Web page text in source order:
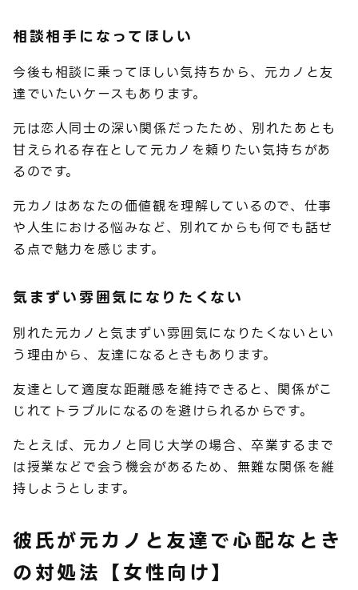
相談相手になってほしい
今後も相談に乗ってほしい気持ちから、元カノと友
達でいたいケースもあります。
元は恋人同士の深い関係だったため、別れたあとも
甘えられる存在として元カノを頼りたい気持ちがあ
るのです。
元カノはあなたの価値観を理解しているので、仕事
や人生における悩みなど、別れてからも何でも話せ
る点で魅力を感じます。
気まずい雰囲気になりたくない
別れた元カノと気まずい雰囲気になりたくないとい
う理由から、友達になるときもあります。
友達として適度な距離感を維持できると、関係がこ
じれてトラブルになるのを避けられるからです。
たとえば、元カノと同じ大学の場合、卒業するまで
は授業などで会う機会があるため、無難な関係を維
持しようとします。
彼氏が元カノと友達で心配なとき
の対処法【女性向け】